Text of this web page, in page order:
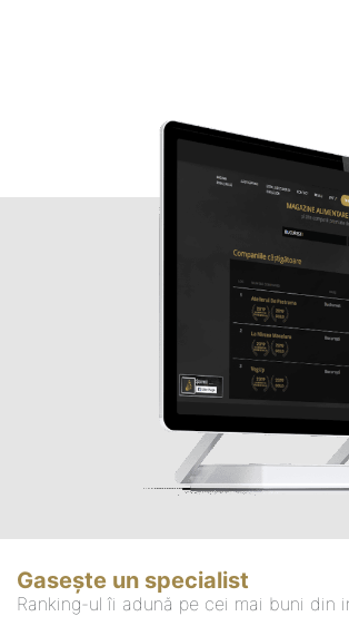
Gasește un specialist
Ranking-ul îi adună pe cei mai buni din